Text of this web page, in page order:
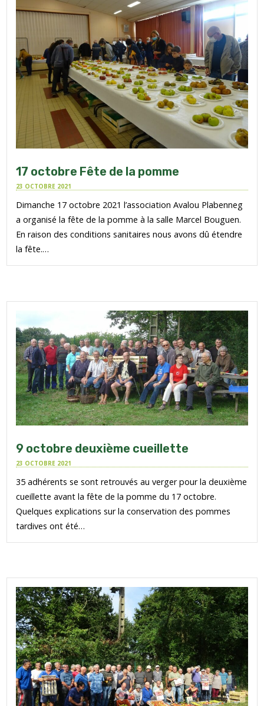
17 octobre Fête de la pomme
23 OCTOBRE 2021
Dimanche 17 octobre 2021 l’association Avalou Plabenneg
a organisé la fête de la pomme à la salle Marcel Bouguen.
En raison des conditions sanitaires nous avons dû étendre
la fête.…
9 octobre deuxième cueillette
23 OCTOBRE 2021
35 adhérents se sont retrouvés au verger pour la deuxième
cueillette avant la fête de la pomme du 17 octobre.
Quelques explications sur la conservation des pommes
tardives ont été…